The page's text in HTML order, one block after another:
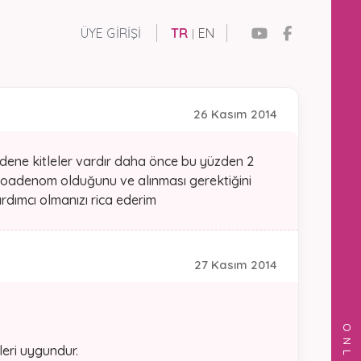
ÜYE GIRIŞI TR | EN
26 Kasım 2014
kitleler vardır daha önce bu yüzden 2
olduğunu ve alınması gerektiğini
olmanızı rica ederim
27 Kasım 2014
uygundur.